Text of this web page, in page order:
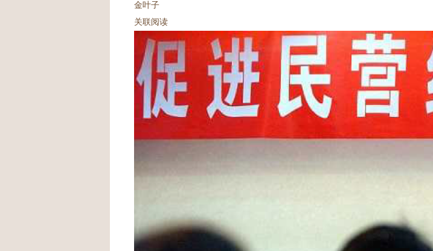
金叶子
关联阅读